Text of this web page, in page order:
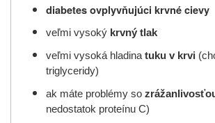
diabetes ovplyvňujúci krvné cievy
veľmi vysoký krvný tlak
veľmi vysoká hladina tuku v krvi
triglyceridy)
ak máte problémy so
nedostatok proteínu C)